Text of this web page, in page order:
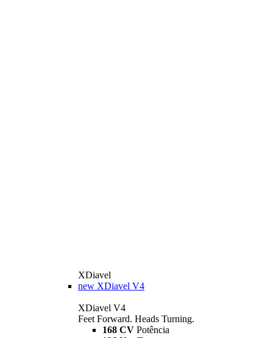
XDiavel
new XDiavel V4
XDiavel V4
Feet Forward. Heads Turning.
168 CV Potência